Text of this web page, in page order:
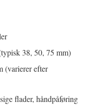
38, 50, 75 mm)
(varierer efter
flader, håndpåføring